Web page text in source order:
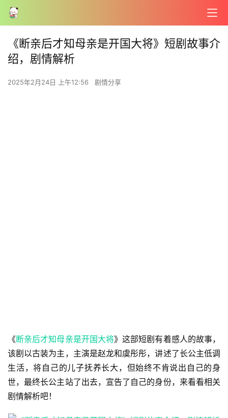
《断亲后才知母亲是开国大将》短剧故事介
绍，剧情解析
2025年2月24日 上午12:56 剧情分享
《断亲后才知母亲是开国大将》这部短剧有着感人的故事，
该剧以古装为主，主演是赵龙和虞彤彤，讲述了长公主低调
生活，将自己的儿子抚养长大，但始终不肯说出自己的身
世，最终长公主站了出去，宣告了自己的身份，来看看相关
剧情解析吧！